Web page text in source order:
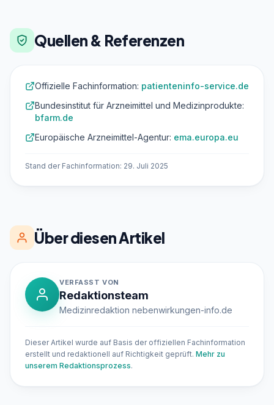
Quellen & Referenzen
Offizielle Fachinformation: patienteninfo-service.de
Bundesinstitut für Arzneimittel und Medizinprodukte:
bfarm.de
Europäische Arzneimittel-Agentur: ema.europa.eu
Stand der Fachinformation: 29. Juli 2025
Über diesen Artikel
VERFASST VON
Redaktionsteam
Medizinredaktion nebenwirkungen-info.de
Dieser Artikel wurde auf Basis der offiziellen Fachinformation
erstellt und redaktionell auf Richtigkeit geprüft. Mehr zu
unserem Redaktionsprozess.